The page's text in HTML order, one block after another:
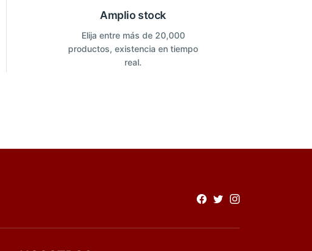
Amplio stock
Elija entre más de 20,000
productos, existencia en tiempo
real.